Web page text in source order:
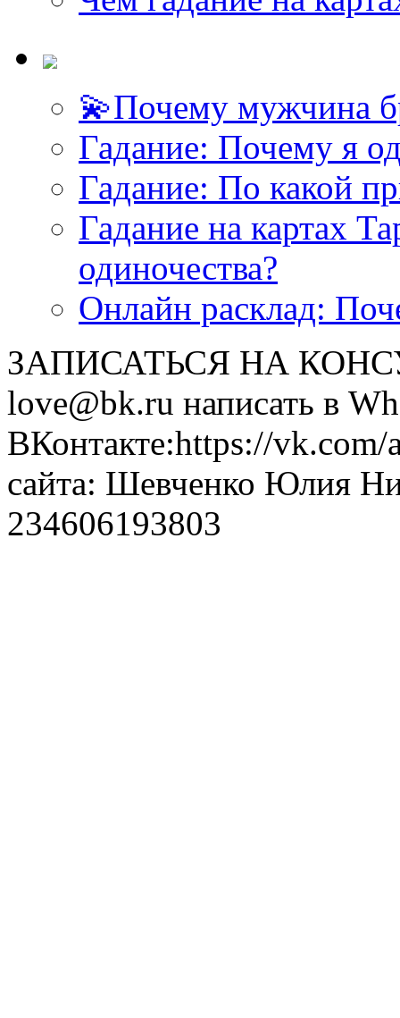
💫Почему мужчина
Гадание: Почему я
Гадание: По какой
Гадание на картах
одиночества?
Онлайн расклад:
ЗАПИСАТЬСЯ НА
love@bk.ru написать в
ВКонтакте:https://
сайта: Шевченко Юлия
234606193803